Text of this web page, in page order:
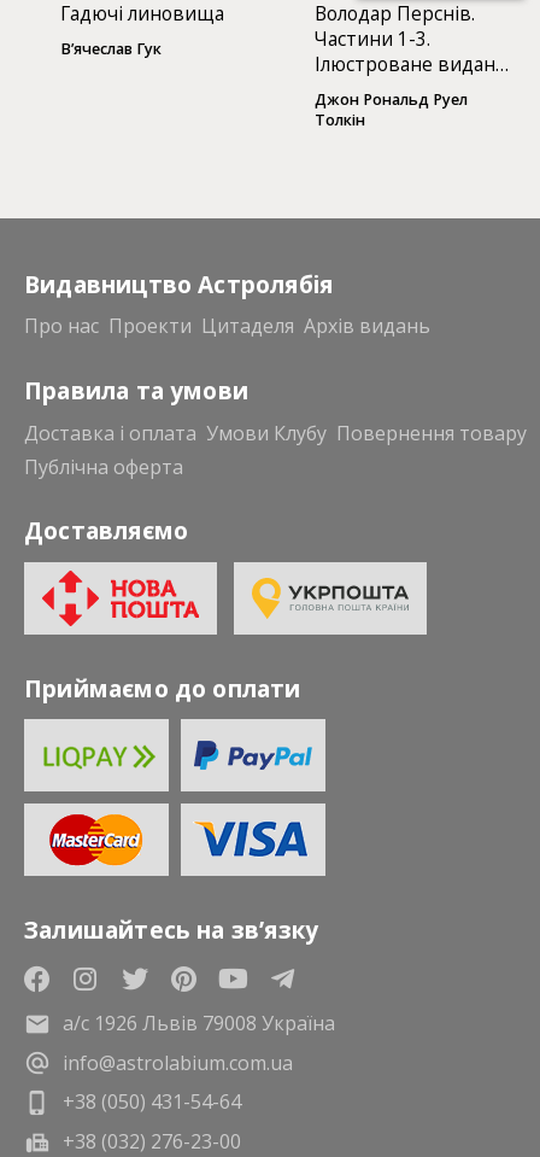
Гадючі линовища
В’ячеслав Гук
Володар Перснів.
Частини 1-3.
Ілюстроване видання
(3 КНИГИ)
Джон Рональд Руел
Толкін
Видавництво Астролябія
Про нас Проекти Цитаделя Архів видань
Правила та умови
Доставка і оплата Умови Клубу Повернення товару
Публічна оферта
Доставляємо
Приймаємо до оплати
Залишайтесь на зв’язку
а/с 1926 Львів 79008 Україна
info@astrolabium.com.ua
+38 (050) 431-54-64
+38 (032) 276-23-00